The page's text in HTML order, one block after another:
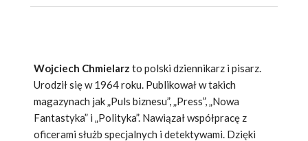
Wojciech Chmielarz to polski dziennikarz i pisarz.
Urodził się w 1964 roku. Publikował w takich
magazynach jak „Puls biznesu”, „Press”, „Nowa
Fantastyka” i „Polityka”. Nawiązał współpracę z
oficerami służb specjalnych i detektywami. Dzięki